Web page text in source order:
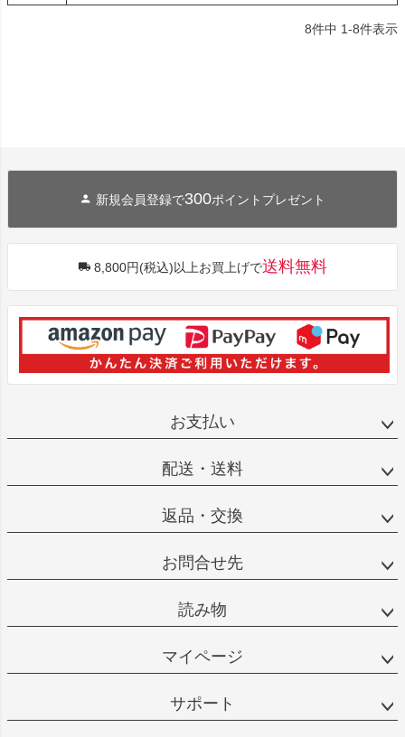
8件中 1-8件表示
新規会員登録で300ポイントプレゼント
8,800円(税込)以上お買上げで送料無料
お支払い
配送・送料
返品・交換
お問合せ先
読み物
マイページ
サポート